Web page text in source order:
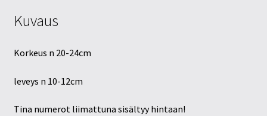
Kuvaus
Korkeus n 20-24cm
leveys n 10-12cm
Tina numerot liimattuna sisältyy hintaan!